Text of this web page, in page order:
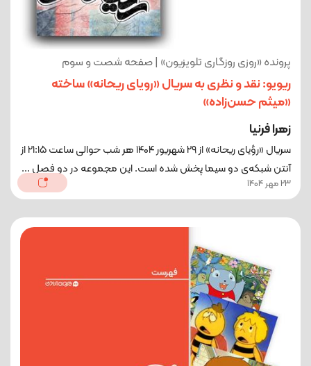
پرونده «روزی روزگاری تلویزیون» | صفحه شصت و سوم
ریویو: نقد و نظری به سریال «رویای ریحانه» ساخته
«میثم حسن‌زاده»
زهرا فرنیا
سریال «رؤیای ریحانه» از ۲۹ شهریور ۱۴۰۴ هر شب حوالی ساعت ۲۱:۱۵ از
آنتن شبکه‌ی دو سیما پخش شده ‌است. این مجموعه در دو فصل ...
23 مهر 1404